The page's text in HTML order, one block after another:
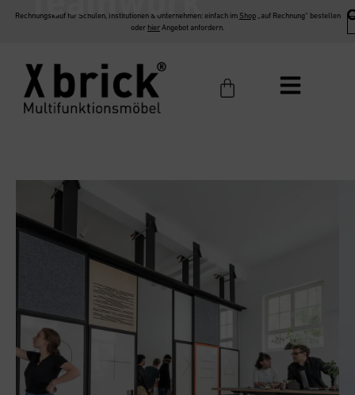
Rechnungskauf für Schulen, Institutionen & Unternehmen: einfach im Shop„auf Rechnung“ bestellen
oder hier Angebot anfordern.